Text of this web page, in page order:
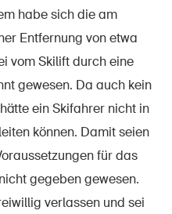
habe sich die am
Entfernung von etwa
vom Skilift durch eine
gewesen. Da auch kein
ein Skifahrer nicht in
können. Damit seien
für das
gegeben gewesen.
verlassen und sei